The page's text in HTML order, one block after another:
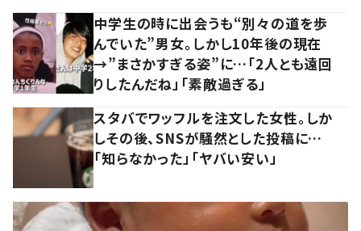
中学生の時に出会うも“別々の道を歩
んでいた”男女。しかし10年後の現在
→”まさかすぎる姿”に…「2人とも遠回
りしたんだね」「素敵過ぎる」
スタバでワッフルを注文した女性。しか
しその後、SNSが騒然とした投稿に…
「知らなかった」「ヤバい安い」